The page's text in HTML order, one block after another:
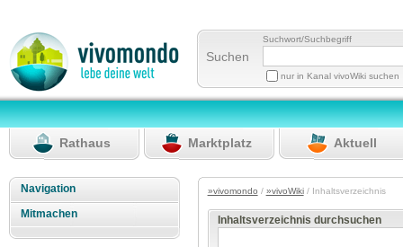
Suchen
Suchwort/Suchbegriff
nur in Kanal vivoWiki suchen
Rathaus Marktplatz Aktuell
Navigation
Mitmachen
»vivomondo / »vivoWiki/ Inhaltsverzeichnis
Inhaltsverzeichnis durchsuchen